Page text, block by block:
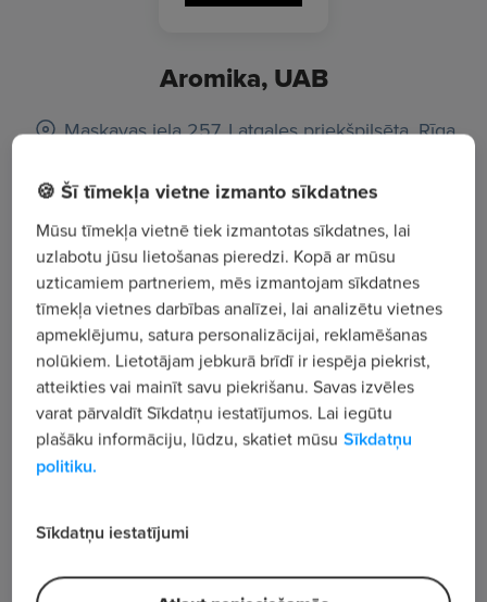
Aromika, UAB
Maskavas iela 257, Latgales priekšpilsēta, Rīga
Apskatīt visus sludinājumus
Uzņēmuma apraksts
1 533
Skatījumu skaits
"Aromika" jau 17 gadus veiksmīgi rada unikālus
parfimērijas produktus cilvēkiem, mājām un
uzņēmumiem. Smaržas, aromatizētāji mājai, ziepes,
sausās smaržas, kabatas smaržas, vannas sāļi,
un vēl vairāk "Aromika" produktu un pakalpojumu
Jaunu smaržu atklāšana ir mūsu komandas
🍪 Šī tīmekļa vietne izmanto sīkdatnes
Mūsu tīmekļa vietnē tiek izmantotas sīkdatnes, lai
uzlabotu jūsu lietošanas pieredzi. Kopā ar mūsu
uzticamiem partneriem, mēs izmantojam sīkdatnes
tīmekļa vietnes darbības analīzei, lai analizētu vietnes
apmeklējumu, satura personalizācijai, reklamēšanas
nolūkiem. Lietotājam jebkurā brīdī ir iespēja piekrist,
atteikties vai mainīt savu piekrišanu. Savas izvēles
varat pārvaldīt Sīkdatņu iestatījumos. Lai iegūtu
plašāku informāciju, lūdzu, skatiet mūsu Sīkdatņu
politiku.
Sīkdatņu iestatījumi